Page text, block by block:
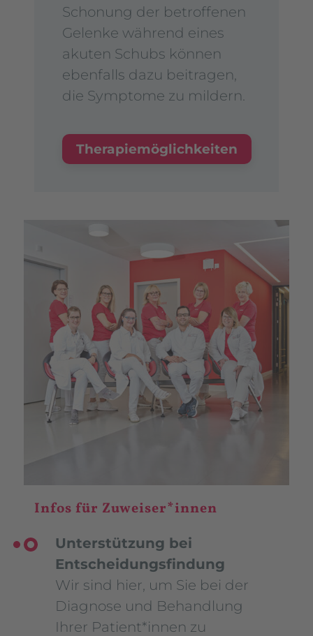
Schonung der betroffenen
Gelenke während eines
akuten Schubs können
ebenfalls dazu beitragen,
die Symptome zu mildern.
Therapiemöglichkeiten
Infos für Zuweiser*innen
Unterstützung bei
Entscheidungsfindung
Wir sind hier, um Sie bei der
Diagnose und Behandlung
Ihrer Patient*innen zu